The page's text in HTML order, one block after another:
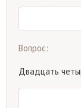
Вопрос:
Двадцать